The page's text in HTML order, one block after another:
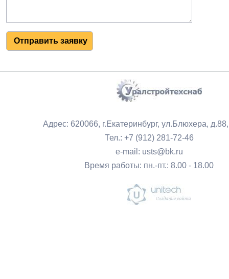
Адрес: 620066, г.Екатеринбург, ул.Блюхера,
Тел.: +7 (912) 281-72-46
e-mail: usts@bk.ru
Время работы: пн.-пт.: 8.00 - 18.00